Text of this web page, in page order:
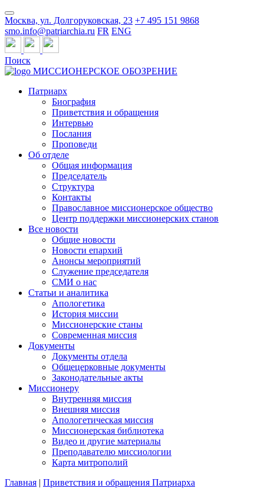
Москва, ул. Долгоруковская, 23 +7 495 151 9868
smo.info@patriarchia.ru FR ENG
Поиск
МИССИОНЕРСКОЕ ОБОЗРЕНИЕ
Патриарх
Биография
Приветствия и обращения
Интервью
Послания
Проповеди
Об отделе
Общая информация
Председатель
Структура
Контакты
Православное миссионерское общество
Центр поддержки миссионерских станов
Все новости
Общие новости
Новости епархий
Анонсы мероприятий
Служение председателя
СМИ о нас
Статьи и аналитика
Апологетика
История миссии
Миссионерские станы
Современная миссия
Документы
Документы отдела
Общецерковные документы
Законодательные акты
Миссионеру
Внутренняя миссия
Внешняя миссия
Апологетическая миссия
Миссионерская библиотека
Видео и другие материалы
Преподавателю миссиологии
Карта митрополий
Главная | Приветствия и обращения Патриарха